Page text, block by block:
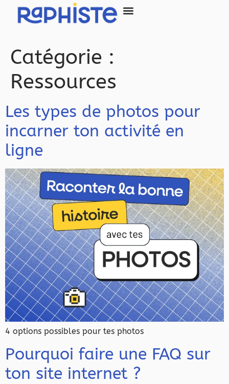
principal
Catégorie :
Ressources
Les types de photos pour
incarner ton activité en
ligne
4 options possibles pour tes photos
Pourquoi faire une FAQ sur
ton site internet ?